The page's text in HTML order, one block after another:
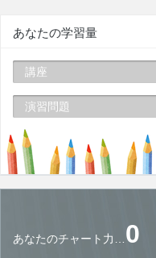
あなたの学習量
講座
演習問題
あなたのチャート力…0